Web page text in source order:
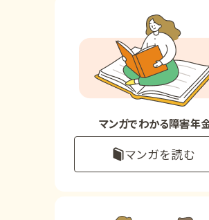
事務所について
お客様からの感謝のお手紙
マンガでわかる障害年
マンガを読む